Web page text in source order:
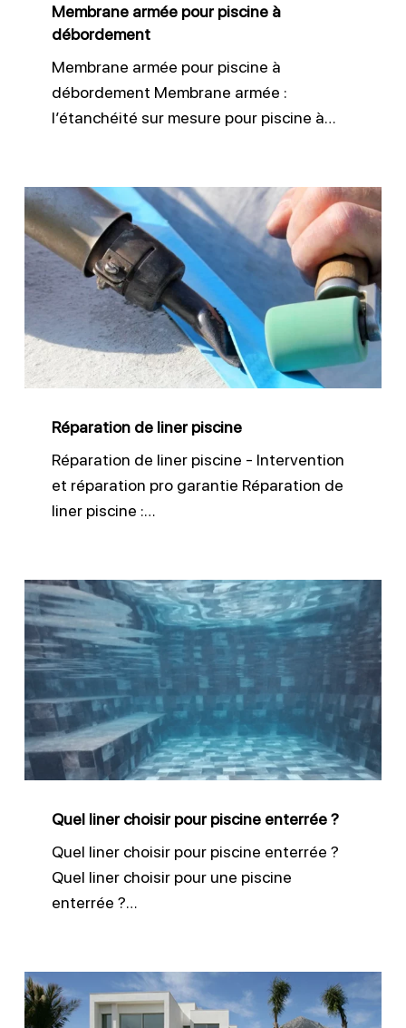
Membrane armée pour piscine à
débordement
Membrane armée pour piscine à
débordement Membrane armée :
l’étanchéité sur mesure pour piscine à…
Réparation
de
liner
piscine
Réparation de liner piscine
Réparation de liner piscine - Intervention
et réparation pro garantie Réparation de
liner piscine :…
Quel
liner
choisir
pour
piscine
enterrée
?
Quel liner choisir pour piscine enterrée ?
Quel liner choisir pour piscine enterrée ?
Quel liner choisir pour une piscine
enterrée ?…
Liner
150/100